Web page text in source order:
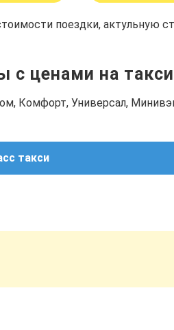
поездки, актульную
с ценами на
Комфорт, Универсал,
такси